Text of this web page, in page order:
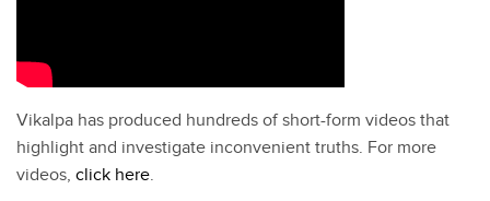
Vikalpa has produced hundreds of short-form videos that
highlight and investigate inconvenient truths. For more
videos, click here.